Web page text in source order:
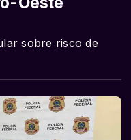
sobre risco de